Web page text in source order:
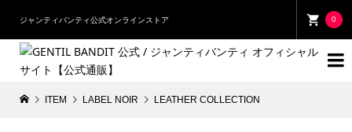
ジャンティバンティ公式オンラインストア 0

ITEM LABEL NOIR LEATHER COLLECTION